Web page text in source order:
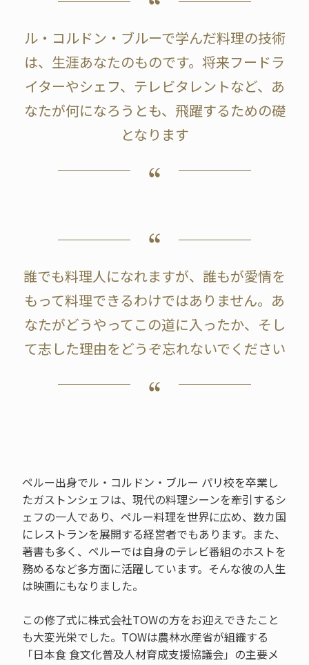
ル・コルドン・ブルーで学んだ料理の技術
は、生涯あなたのものです。将来フードラ
イターやシェフ、テレビタレントなど、あ
なたが何になろうとも、飛躍するための礎
となります
誰でも料理人になれますが、誰もが愛情を
もって料理できるわけではありません。あ
なたがどうやってこの道に入ったか、そし
て志した理由をどうぞ忘れないでください
ペルー出身でル・コルドン・ブルー パリ校を卒業し
たガストンシェフは、現代の料理シーンを牽引するシ
ェフの一人であり、ペルー料理を世界に広め、数カ国
にレストランを展開する経営者でもあります。また、
著書も多く、ペルーでは自身のテレビ番組のホストを
務めるなど多方面に活躍しています。そんな彼の人生
は映画にもなりました。
この修了式に株式会社TOWの方をお迎えできたこと
も大変光栄でした。TOWは農林水産省が組織する
「日本食 食文化普及人材育成支援協議会」の主要メ